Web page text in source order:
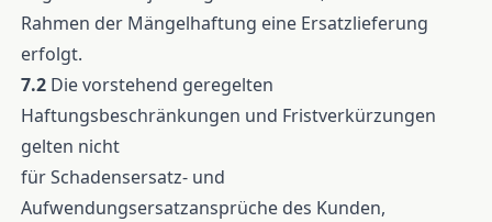
Rahmen der Mängelhaftung eine Ersatzlieferung
erfolgt.
7.2 Die vorstehend geregelten
Haftungsbeschränkungen und Fristverkürzungen
gelten nicht
für Schadensersatz- und
Aufwendungsersatzansprüche des Kunden,